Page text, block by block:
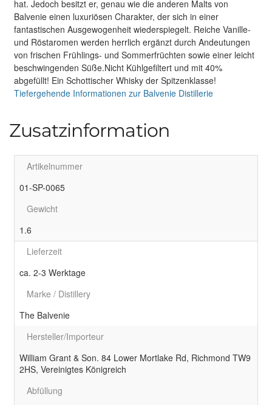
hat. Jedoch besitzt er, genau wie die anderen Malts von
Balvenie einen luxuriösen Charakter, der sich in einer
fantastischen Ausgewogenheit wiederspiegelt. Reiche Vanille-
und Röstaromen werden herrlich ergänzt durch Andeutungen
von frischen Frühlings- und Sommerfrüchten sowie einer leicht
beschwingenden Süße.Nicht Kühlgefiltert und mit 40%
abgefüllt! Ein Schottischer Whisky der Spitzenklasse!
Tiefergehende Informationen zur Balvenie Distillerie
Zusatzinformation
Artikelnummer
01-SP-0065
Gewicht
1.6
Lieferzeit
ca. 2-3 Werktage
Marke / Distillery
The Balvenie
Hersteller/Importeur
William Grant & Son. 84 Lower Mortlake Rd, Richmond TW9
2HS, Vereinigtes Königreich
Abfüllung